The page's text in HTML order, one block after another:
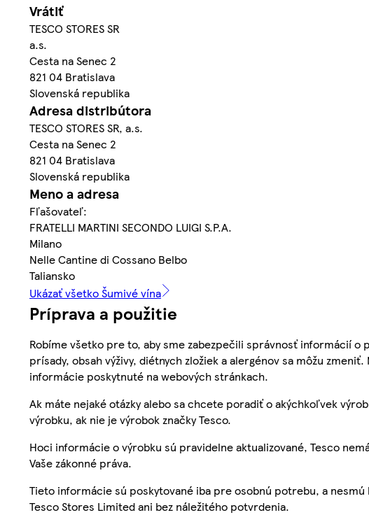
Vrátiť
TESCO STORES SR
a.s.
Cesta na Senec 2
821 04 Bratislava
Slovenská republika
Adresa distribútora
TESCO STORES SR, a.s.
Cesta na Senec 2
821 04 Bratislava
Slovenská republika
Meno a adresa
Fľašovateľ:
FRATELLI MARTINI SECONDO LUIGI S.P.A.
Milano
Nelle Cantine di Cossano Belbo
Taliansko
Ukázať všetko Šumivé vína
Príprava a použitie
Robíme všetko pre to, aby sme zabezpečili správnosť informácií
prísady, obsah výživy, diétnych zložiek a alergénov sa môžu
informácie poskytnuté na webových stránkach.
Ak máte nejaké otázky alebo sa chcete poradiť o akýchkoľvek
výrobku, ak nie je výrobok značky Tesco.
Hoci informácie o výrobku sú pravidelne aktualizované, Tesco
Vaše zákonné práva.
Tieto informácie sú poskytované iba pre osobnú potrebu, a
Tesco Stores Limited ani bez náležitého potvrdenia.